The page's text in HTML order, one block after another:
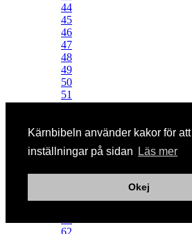
Kärnbibeln använder kakor för
inställningar på sidan
Läs mer
Okej
44
45
46
47
48
49
50
51
54
55
56
62